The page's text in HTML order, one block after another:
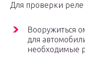
Для проверки
Вооружиться
для
необходимые